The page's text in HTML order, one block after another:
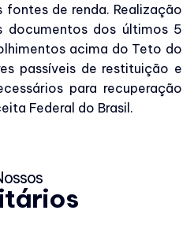
de renda. Realização
documentos dos últimos 5
acima do Teto do
passíveis de restituição e
para recuperação
Federal do Brasil.